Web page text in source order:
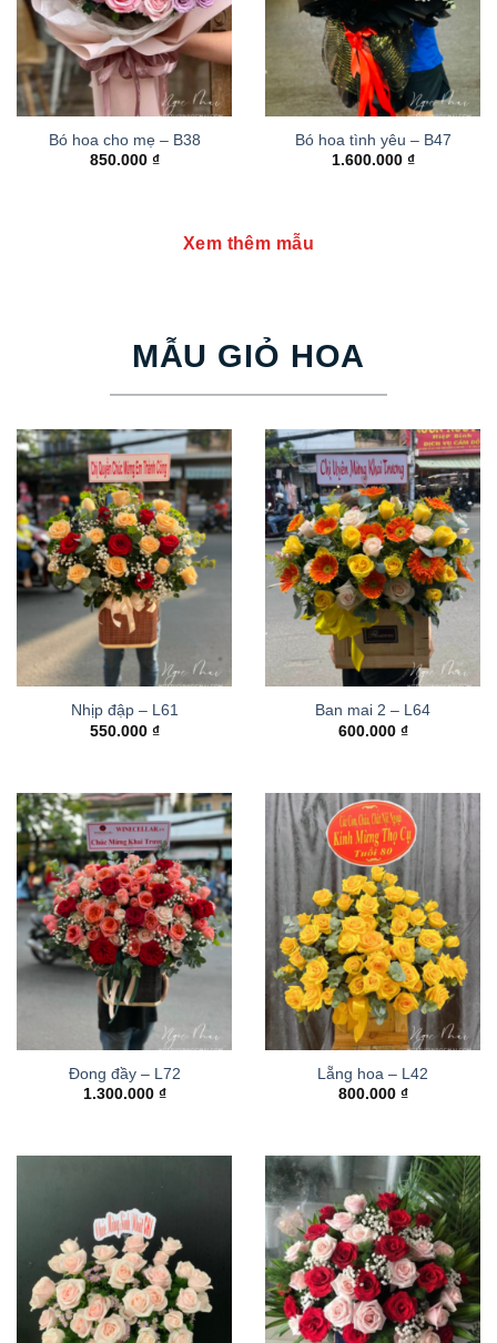
Bó hoa cho mẹ – B38
850.000 ₫
Bó hoa tình yêu – B47
1.600.000 ₫
Xem thêm mẫu
MẪU GIỎ HOA
Nhịp đập – L61
550.000 ₫
Ban mai 2 – L64
600.000 ₫
Đong đầy – L72
1.300.000 ₫
Lẵng hoa – L42
800.000 ₫